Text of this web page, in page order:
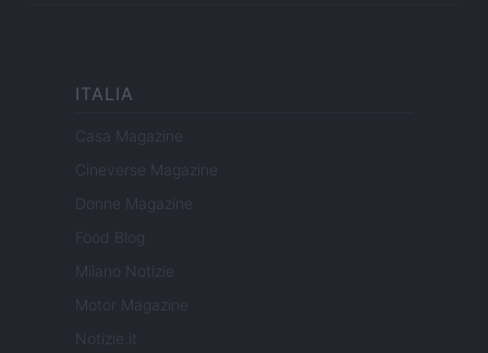
ITALIA
Casa Magazine
Cineverse Magazine
Donne Magazine
Food Blog
Milano Notizie
Motor Magazine
Notizie.it